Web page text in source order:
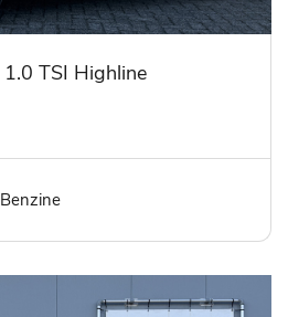
1.0 TSI Highline
Benzine